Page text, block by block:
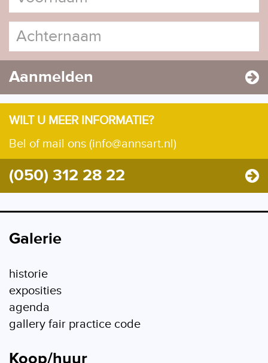
Aanmelden
WILT U MEER INFORMATIE?
Bel of mail ons (info@annsart.nl)
(050) 312 28 22
Galerie
historie
exposities
agenda
gallery fair practice code
Koop/huur